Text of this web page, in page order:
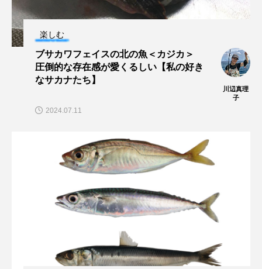
ユウゼン ユウレイクラゲ ユカタハタ
ユメタチモドキ ヨコエビ
ヨツメウオ
レシピ
ロックシュリンプ ワカサギ
ワニ ワレカラ
企画 伝承 伝統料理
楽しむ
ブサカワフェイスの北の魚＜カジカ＞
圧倒的な存在感が愛くるしい【私の好き
なサカナたち】
川辺真理
子
2024.07.11